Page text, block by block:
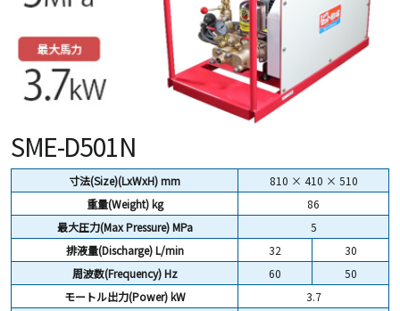
SME-D501N
寸法(Size)(LxWxH) mm
810 × 410 × 510
重量(Weight)kg
86
最大圧力(Max Pressure) MPa
5
排液量(Discharge) L/min
32
30
周波数(Frequency) Hz
60
50
モートル出力(Power) kW
3.7